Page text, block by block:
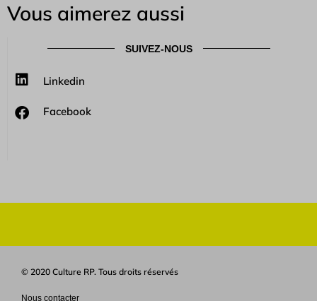
Vous aimerez aussi
SUIVEZ-NOUS
Linkedin
Facebook
© 2020 Culture RP. Tous droits réservés
Nous contacter